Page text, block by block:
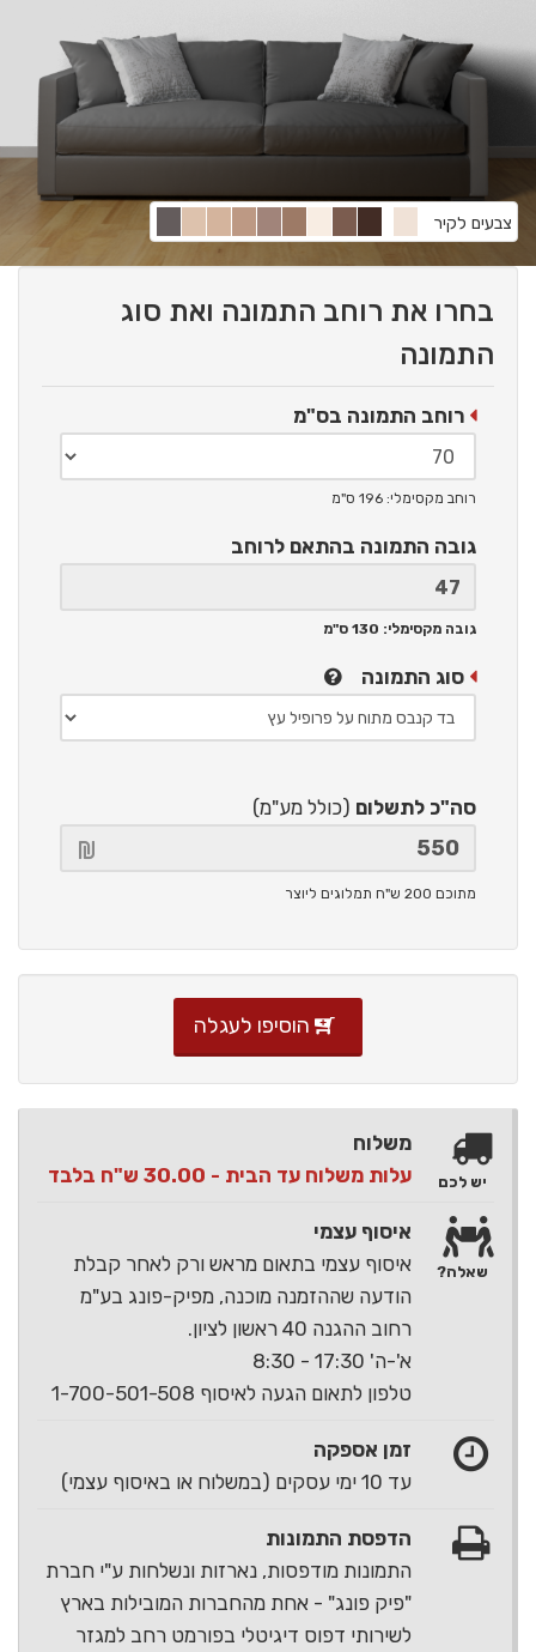
צבעים לקיר
בחרו את רוחב התמונה ואת סוג
התמונה
רוחב התמונה בס"מ
רוחב מקסימלי: 196 ס"מ
גובה התמונה בהתאם לרוחב
גובה מקסימלי: 130 ס"מ
סוג התמונה
סה"כ לתשלום (כולל מע"מ)
מתוכם 200 ש"ח תמלוגים ליוצר
הוסיפו לעגלה
משלוח
עלות משלוח עד הבית - 30.00 ש"ח בלבד
איסוף עצמי
איסוף עצמי בתאום מראש ורק לאחר קבלת
הודעה שההזמנה מוכנה, מפיק-פונג בע"מ
רחוב ההגנה 40 ראשון לציון.
א'-ה' 17:30 - 8:30
טלפון לתאום הגעה לאיסוף 1-700-501-508
זמן אספקה
עד 10 ימי עסקים (במשלוח או באיסוף עצמי)
הדפסת התמונות
התמונות מודפסות, נארזות ונשלחות ע"י חברת
"פיק פונג" - אחת מהחברות המובילות בארץ
לשירותי דפוס דיגיטלי בפורמט רחב למגזר
יש לכם
שאלה?